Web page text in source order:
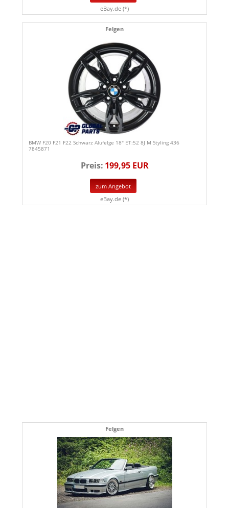
eBay.de (*)
Felgen
BMW F20 F21 F22 Schwarz Alufelge 18" ET:52 8J M Styling 436
7845871
Preis: 199,95 EUR
zum Angebot
eBay.de (*)
Felgen